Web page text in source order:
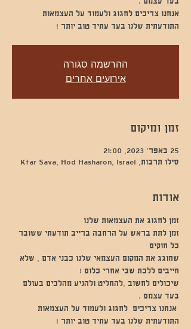
אנחנו צריכים לחגוג ולעמוד על העצמאות
התודעתית שלנו בעד עתיד טוב יותר !
ההרשמה סגורה
אירועים אחרים
זמן ומיקום
25 באפר׳ 2023, 21:00
סילו תרבות, Kfar Sava, Hod Hasharon, Israel
אודות
זמן לחגוג את העצמאות שלנו
זמן לתת בראש על הרחבה ברייב תודעתי ששובר
כל חוקים
שחוגג את המקום העצמאי שלנו כבני אדם , שלא
חייבים ללכת שבי אחרי כלום !
שיכולים לחשוב ,להחליט ולהניע מהלכים בעולם
בעד עצמם .
אנחנו צריכים  לחגוג ולעמוד על העצמאות
התודעתית שלנו בעד עתיד טוב יותר !